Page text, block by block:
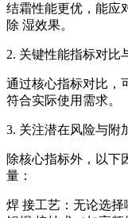
结霜性能更优，能应
除 湿效果。
2. 关键性能指标对比
通过核心指标对比，
符合实际使用需求。
3. 关注潜在风险与附
除核心指标外，以下
量：
焊 接工艺：无论选